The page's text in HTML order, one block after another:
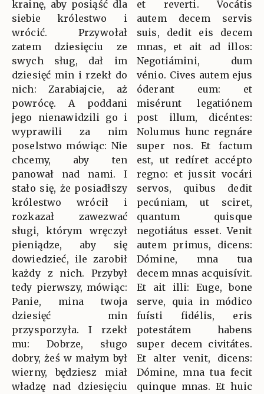
krainę, aby posiąść dla
siebie królestwo i
wrócić. Przywołał
zatem dziesięciu ze
swych sług, dał im
dziesięć min i rzekł do
nich: Zarabiajcie, aż
powrócę. A poddani
jego nienawidzili go i
wyprawili za nim
poselstwo mówiąc: Nie
chcemy, aby ten
panował nad nami. I
stało się, że posiadłszy
królestwo wrócił i
rozkazał zawezwać
sługi, którym wręczył
pieniądze, aby się
dowiedzieć, ile zarobił
każdy z nich. Przybył
tedy pierwszy, mówiąc:
Panie, mina twoja
dziesięć min
przysporzyła. I rzekł
mu: Dobrze, sługo
dobry, żeś w małym był
wierny, będziesz miał
władzę nad dziesięciu
et reverti. Vocátis
autem decem servis
suis, dedit eis decem
mnas, et ait ad illos:
Negotiámini, dum
vénio. Cives autem ejus
óderant eum: et
misérunt legatiónem
post illum, dicéntes:
Nolumus hunc regnáre
super nos. Et factum
est, ut redíret accépto
regno: et jussit vocári
servos, quibus dedit
pecúniam, ut sciret,
quantum quisque
negotiátus esset. Venit
autem primus, dicens:
Dómine, mna tua
decem mnas acquisívit.
Et ait illi: Euge, bone
serve, quia in módico
fuísti fidélis, eris
potestátem habens
super decem civitátes.
Et alter venit, dicens:
Dómine, mna tua fecit
quinque mnas. Et huic